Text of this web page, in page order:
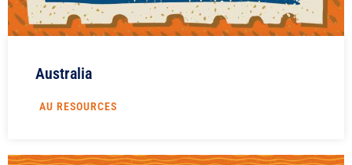
Australia
AU RESOURCES